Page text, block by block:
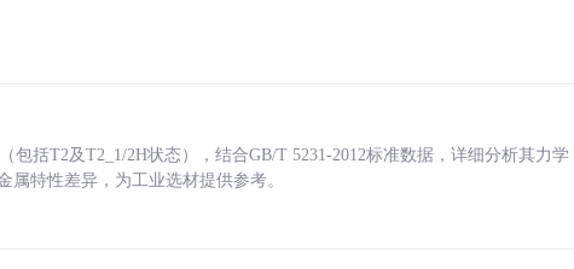
包括T2及T2_1/2H状态），结合GB/T 5231-2012标准数据，详细分析其力学
特性差异，为工业选材提供参考。